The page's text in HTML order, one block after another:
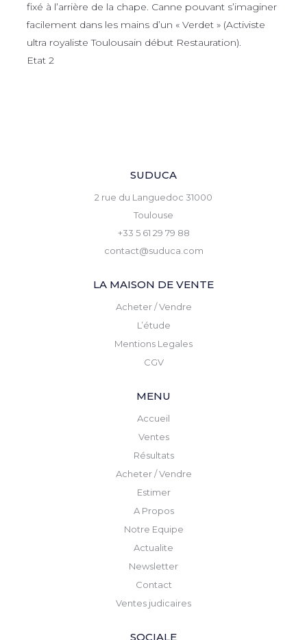
fixé à l’arrière de la chape. Canne pouvant s’imaginer
facilement dans les mains d’un « Verdet » (Activiste
ultra royaliste Toulousain début Restauration).
Etat 2
SUDUCA
2 rue du Languedoc 31000
Toulouse
+33 5 61 29 79 88
contact@suduca.com
LA MAISON DE VENTE
Acheter / Vendre
L’étude
Mentions Legales
CGV
MENU
Accueil
Ventes
Résultats
Acheter / Vendre
Estimer
A Propos
Notre Equipe
Actualite
Newsletter
Contact
Ventes judicaires
SOCIALE